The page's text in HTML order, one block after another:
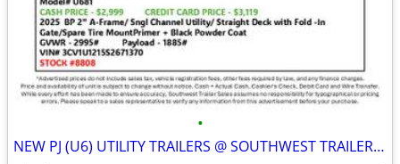
•
NEW PJ (U6) UTILITY TRAILERS @ SOUTHWEST TRAILER SALES (760) 788-8900